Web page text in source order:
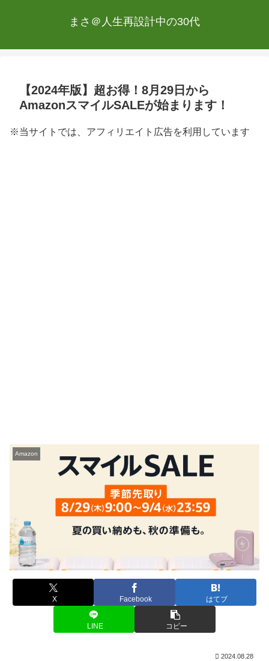
まさ＠人生再設計中の30代
【2024年版】超お得！8月29日から
AmazonスマイルSALEが始まります！
※当サイトでは、アフィリエイト広告を利用しています
Amazon
X Facebook はてブ
LINE コピー
2024.08.28